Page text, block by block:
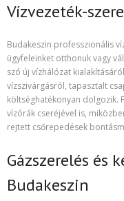
Vízvezeték-
Budakeszin professzionális
ügyfeleinket otthonuk vagy
szó új vízhálózat
vízszivárgásról, tapasztalt
költséghatékonyan dolgozik.
vízórák cseréjével is,
rejtett csőrepedések
Gázszerelés és
Budakeszin